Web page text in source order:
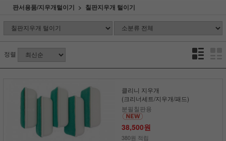
판서용품/지우개털이기 칠판지우개 털이기
정렬
클리니 지우개
(크리너세트/지우개/패드)
분필칠판용
38,500원
380원 적립